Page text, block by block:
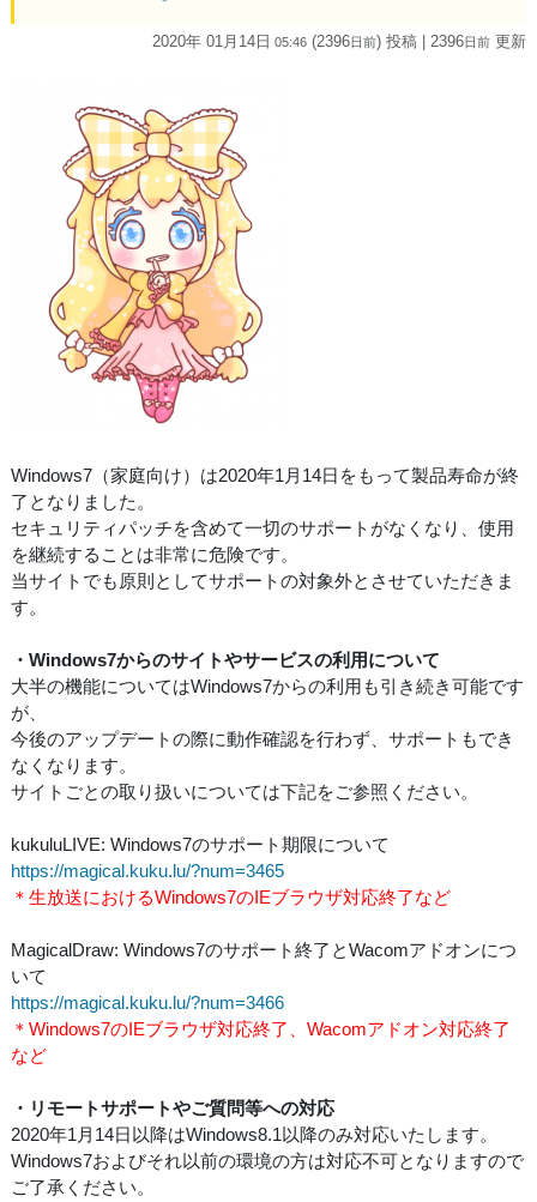
2020年 01月14日 05:46 (2396日前) 投稿 | 2396日前 更新
Windows7（家庭向け）は2020年1月14日をもって製品寿命が終
了となりました。
セキュリティパッチを含めて一切のサポートがなくなり、使用
を継続することは非常に危険です。
当サイトでも原則としてサポートの対象外とさせていただきま
す。
・Windows7からのサイトやサービスの利用について
大半の機能についてはWindows7からの利用も引き続き可能です
が、
今後のアップデートの際に動作確認を行わず、サポートもでき
なくなります。
サイトごとの取り扱いについては下記をご参照ください。
kukuluLIVE: Windows7のサポート期限について
https://magical.kuku.lu/?num=3465
＊生放送におけるWindows7のIEブラウザ対応終了など
MagicalDraw: Windows7のサポート終了とWacomアドオンにつ
いて
https://magical.kuku.lu/?num=3466
＊Windows7のIEブラウザ対応終了、Wacomアドオン対応終了
など
・リモートサポートやご質問等への対応
2020年1月14日以降はWindows8.1以降のみ対応いたします。
Windows7およびそれ以前の環境の方は対応不可となりますので
ご了承ください。